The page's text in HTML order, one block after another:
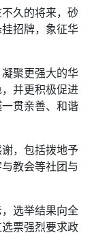
久的将来，砂
招牌，象征华
聚更强大的华
并更积极促进
贯亲善、和谐
，包括拨地予
教会等社团与
选举结果向全
票强烈要求政